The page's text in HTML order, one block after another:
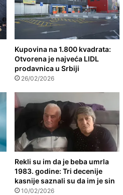
Kupovina na 1.800 kvadrata:
Otvorena je najveća LIDL
prodavnica u Srbiji
26/02/2026
Rekli su im da je beba umrla
1983. godine: Tri decenije
kasnije saznali su da im je sin
10/02/2026